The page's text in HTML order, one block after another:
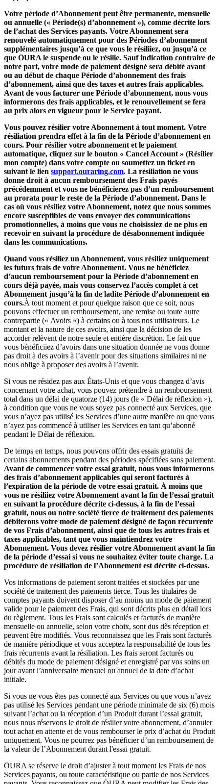
Votre période d’Abonnement peut être permanente, mensuelle
ou annuelle (« Période(s) d’abonnement »), comme décrite lors
de l’achat des Services payants. Votre Abonnement sera
renouvelé automatiquement pour des Périodes d’abonnement
supplémentaires jusqu’à ce que vous le résiliiez, ou jusqu’à ce
que ŌURA le suspende ou le résilie. Sauf indication contraire de
notre part, votre mode de paiement désigné sera débité avant
ou au début de chaque Période d’abonnement des frais
d’abonnement, ainsi que des taxes et autres frais applicables.
Avant de vous facturer une Période d’abonnement, nous vous
informerons des frais applicables, et le renouvellement se fera
au prix alors en vigueur pour le Service payant.
Vous pouvez résilier votre Abonnement à tout moment. Votre
résiliation prendra effet à la fin de la Période d’abonnement en
cours. Pour résilier votre abonnement et le paiement
automatique, cliquez sur le bouton « Cancel Account » (Résilier
mon compte) dans votre compte ou soumettez un ticket en
suivant le lien support.ouraring.com. La résiliation ne vous
donne droit à aucun remboursement des Frais payés
précédemment et vous ne bénéficierez pas d’un remboursement
au prorata pour le reste de la Période d’abonnement. Dans le
cas où vous résiliez votre Abonnement, notez que nous sommes
encore susceptibles de vous envoyer des communications
promotionnelles, à moins que vous ne choisissiez de ne plus en
recevoir en suivant la procédure de désabonnement indiquée
dans les communications.
Quand vous résiliez un Abonnement, vous résiliez uniquement
les futurs frais de votre Abonnement. Vous ne bénéficiez
d’aucun remboursement pour la Période d’abonnement en
cours déjà payée, mais vous conservez l’accès complet à cet
Abonnement jusqu’à la fin de ladite Période d’abonnement en
cours.À tout moment et pour quelque raison que ce soit, nous
pouvons effectuer un remboursement, une remise ou toute autre
contrepartie (« Avoirs ») à certains ou à tous nos utilisateurs. Le
montant et la nature de ces avoirs, ainsi que la décision de les
accorder relèvent de notre seule et entière discrétion. Le fait que
vous bénéficiiez d’avoirs dans une situation donnée ne vous donne
pas droit à des avoirs à l’avenir pour des situations similaires ni ne
nous oblige à proposer des avoirs à l’avenir.
Si vous ne résidez pas aux États-Unis et que vous changez d’avis
concernant votre achat, vous pouvez prétendre à un remboursement
total dans un délai de quatorze (14) jours (le « Délai de réflexion »),
à condition que vous ne vous soyez pas connecté aux Services, que
vous n’ayez pas utilisé les Services d’une autre manière ou que vous
n’ayez pas commencé à utiliser les Services en tant qu’abonné
pendant le Délai de réflexion.
De temps en temps, nous pouvons offrir des essais gratuits de
certains abonnements pendant des périodes spécifiées sans paiement.
Avant de commencer votre essai gratuit, nous vous informerons
des frais d’abonnement applicables qui seront facturés à
l’expiration de la période de votre essai gratuit. À moins que
vous ne résiliiez votre Abonnement avant la fin de l’essai gratuit
en suivant la procédure décrite ci-dessus, à la fin de l’essai
gratuit, nous ou notre société tierce de traitement des paiements
débiterons votre mode de paiement désigné de façon récurrente
de vos Frais d’abonnement, ainsi que de tous les autres frais et
taxes applicables, tant que vous maintiendrez votre
Abonnement. Vous devez résilier votre Abonnement avant la fin
de la période d’essai si vous ne souhaitez éviter toute charge. La
procédure de résiliation de l’Abonnement est décrite ci-dessus.
Vos informations de paiement seront traitées et stockées par une
société de traitement des paiements tierce. Tous les titulaires de
comptes payants doivent disposer d’au moins un mode de paiement
valide pour le paiement des Frais, qui sont décrits plus en détail lors
du règlement. Tous les Frais sont calculés et facturés de manière
mensuelle ou annuelle, selon votre choix, sont dus dès réception et
peuvent être modifiés. Vous reconnaissez que les Frais sont facturés
de manière périodique et vous acceptez la responsabilité de tous les
frais récurrents avant la résiliation. Les frais seront facturés ou
débités du mode de paiement désigné et enregistré par vos soins un
jour avant l’anniversaire mensuel ou annuel de la date d’achat
initiale.
Si vous ne vous êtes pas connecté aux Services ou que vous n’avez
pas utilisé les Services pendant une période minimale de six (6) mois
suivant l’achat ou la réception d’un Produit durant l’essai gratuit,
nous nous réservons le droit de résilier votre abonnement, d’annuler
tout achat en attente et de vous rembourser le prix d’achat du Produit
uniquement. Vous ne pourrez pas bénéficier d’un remboursement de
la valeur de l’Abonnement durant l'essai gratuit.
ŌURA se réserve le droit d’ajuster à tout moment les Frais de nos
Services payants, ou toute caractéristique ou partie de nos Services